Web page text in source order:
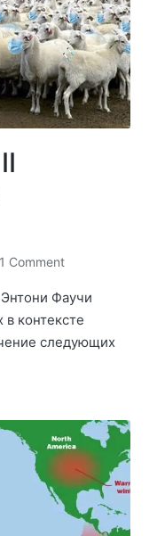
1 Comment
Фаучи
контексте
следующих